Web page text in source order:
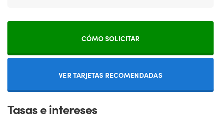
CÓMO SOLICITAR
VER TARJETAS RECOMENDADAS
Tasas e intereses